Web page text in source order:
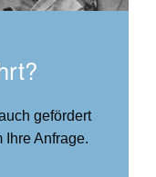
gefördert
Ihre Anfrage.